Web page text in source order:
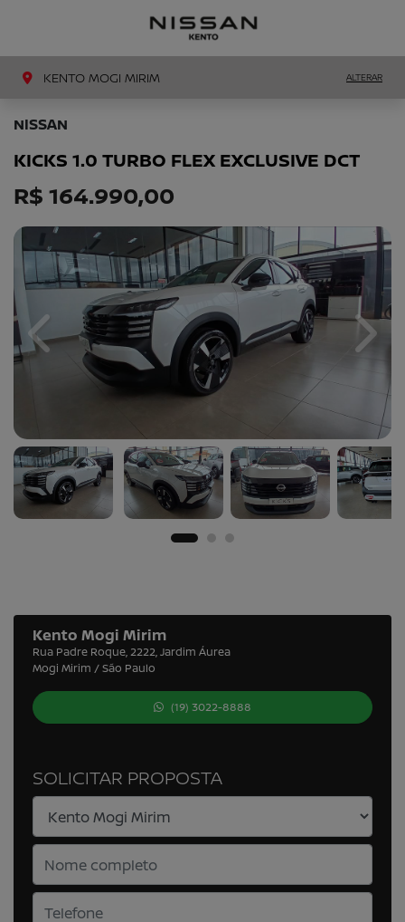
KENTO MOGI MIRIM ALTERAR
NISSAN
KICKS 1.0 TURBO FLEX EXCLUSIVE DCT
R$ 164.990,00
Previous Next
Kento Mogi Mirim
Rua Padre Roque, 2222, Jardim Áurea
Mogi Mirim / São Paulo
(19) 3022-8888
SOLICITAR PROPOSTA